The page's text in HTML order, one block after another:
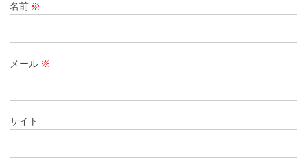
名前 ※
メール ※
サイト